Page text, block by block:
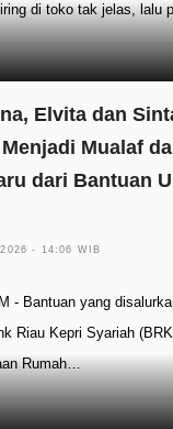
di toko tak jelas, lalu
Elvita dan
Mualaf
dari Bantuan
- 14:06 WIB
- Bantuan yang
Riau Kepri Syariah
Rumah…